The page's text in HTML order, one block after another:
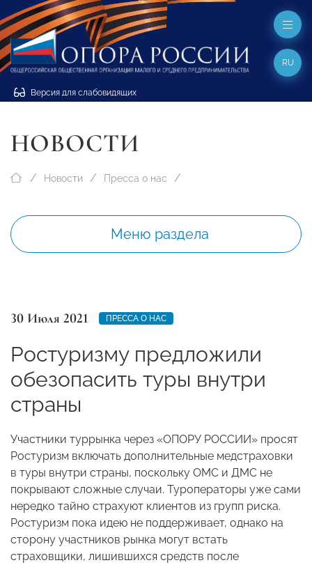
Версия для слабовидящих
RU
НОВОСТИ
Новости Пресса о нас
Меню раздела
30 Июля 2021 ПРЕССА О НАС
Ростуризму предложили
обезопасить туры внутри
страны
Участники туррынка через «ОПОРУ РОССИИ» просят
Ростуризм включать дополнительные медстраховки
в туры внутри страны, поскольку ОМС и ДМС не
покрывают сложные случаи. Туроператоры уже сами
нередко тайно страхуют клиентов из групп риска.
Ростуризм пока идею не поддерживает, однако на
сторону участников рынка могут встать
страховщики, лишившихся средств после